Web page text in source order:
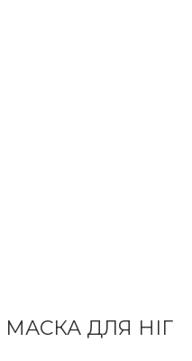
МАСКА ДЛЯ НІГ